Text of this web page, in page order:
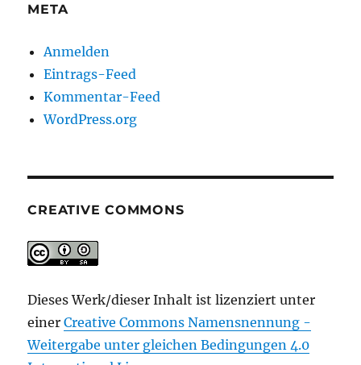
META
Anmelden
Eintrags-Feed
Kommentar-Feed
WordPress.org
CREATIVE COMMONS
Dieses Werk/dieser Inhalt ist lizenziert unter
einerCreative Commons Namensnennung -
Weitergabe unter gleichen Bedingungen 4.0